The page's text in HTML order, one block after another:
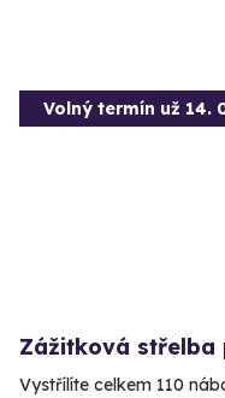
Volný termín už 14.
Zážitková střelba
Vystřílíte celkem 110